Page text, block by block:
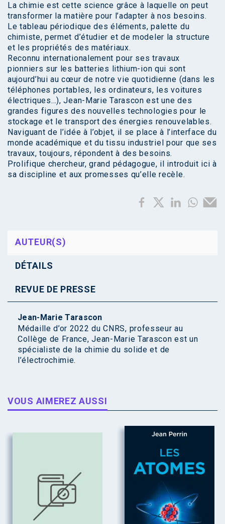
La chimie est cette science grâce à laquelle on peut
transformer la matière pour l’adapter à nos besoins.
Le tableau périodique des éléments, palette du
chimiste, permet d’étudier et de modeler la structure
et les propriétés des matériaux.
Reconnu internationalement pour ses travaux
pionniers sur les batteries lithium-ion qui sont
aujourd’hui au cœur de notre vie quotidienne (dans les
téléphones portables, les ordinateurs, les voitures
électriques…), Jean-Marie Tarascon est une des
grandes figures des nouvelles technologies pour le
stockage et le transport des énergies renouvelables.
Naviguant de l’idée à l’objet, il se place à l’interface du
monde académique et du tissu industriel pour que ses
travaux, toujours, répondent à des besoins.
Prolifique chercheur, grand pédagogue, il introduit ici à
sa discipline et aux promesses qu’elle recèle.
AUTEUR(S)
DÉTAILS
REVUE DE PRESSE
Jean-Marie Tarascon
Médaille d’or 2022 du CNRS, professeur au
Collège de France, Jean-Marie Tarascon est un
spécialiste de la chimie du solide et de
l’électrochimie.
VOUS AIMEREZ AUSSI